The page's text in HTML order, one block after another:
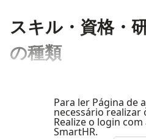
スキル・資格・
の種類
Para ler Página de
necessário realizar
Realize o login
SmartHR.